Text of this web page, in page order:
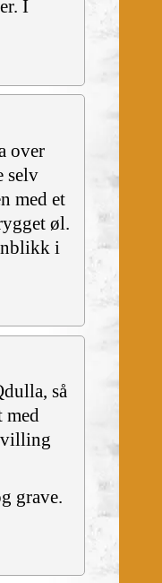
I
over
selv
med et
øl.
i
så
med
grave.